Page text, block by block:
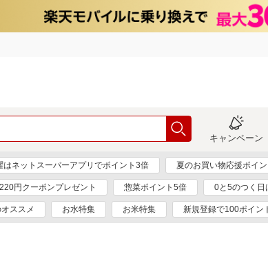
キャンペーン
はネットスーパーアプリでポイント3倍 夏のお買い物応援ポイ
220円クーポンプレゼント 惣菜ポイント5倍 0と5のつく日
ススメ お水特集 お米特集 新規登録で100ポイン